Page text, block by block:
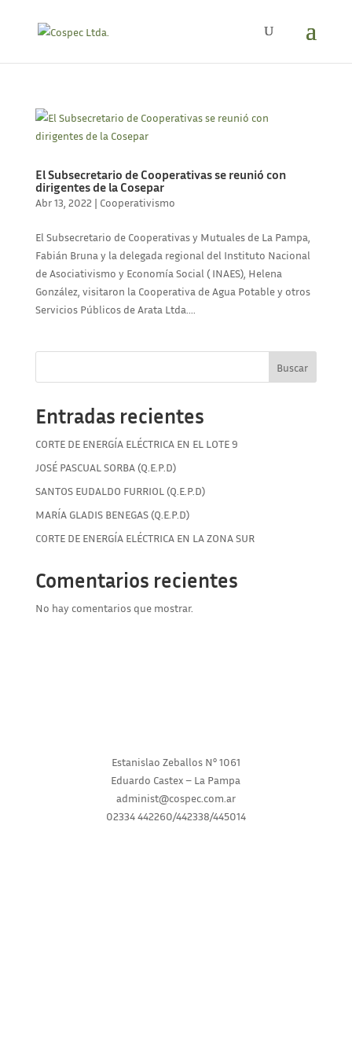
El Subsecretario de Cooperativas se reunió con
dirigentes de la Cosepar
Abr 13, 2022 | Cooperativismo
El Subsecretario de Cooperativas y Mutuales de La Pampa,
Fabián Bruna y la delegada regional del Instituto Nacional
de Asociativismo y Economía Social ( INAES), Helena
González, visitaron la Cooperativa de Agua Potable y otros
Servicios Públicos de Arata Ltda....
Buscar
Entradas recientes
CORTE DE ENERGÍA ELÉCTRICA EN EL LOTE 9
JOSÉ PASCUAL SORBA (Q.E.P.D)
SANTOS EUDALDO FURRIOL (Q.E.P.D)
MARÍA GLADIS BENEGAS (Q.E.P.D)
CORTE DE ENERGÍA ELÉCTRICA EN LA ZONA SUR
Comentarios recientes
No hay comentarios que mostrar.
Estanislao Zeballos N° 1061
Eduardo Castex – La Pampa
administ@cospec.com.ar
02334 442260/442338/445014